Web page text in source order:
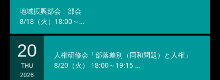
地域振興部会 部会
8/18（火）18:00～…
20
THU
2026
人権研修会「部落差別（同和問題）と人権」
8/20（火） 18:00～19:15 …